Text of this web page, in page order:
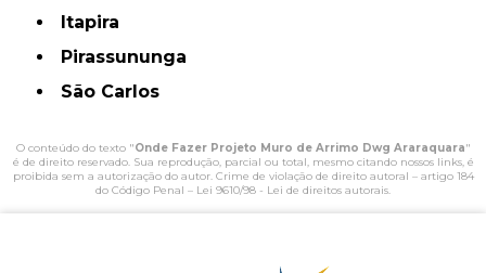
Itapira
Pirassununga
São Carlos
O conteúdo do texto "Onde Fazer Projeto Muro de Arrimo Dwg Araraquara"
é de direito reservado. Sua reprodução, parcial ou total, mesmo citando nossos links, é
proibida sem a autorização do autor. Crime de violação de direito autoral – artigo 184
do Código Penal – Lei 9610/98 - Lei de direitos autorais.